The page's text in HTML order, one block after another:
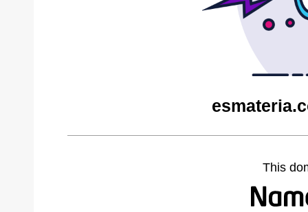
This